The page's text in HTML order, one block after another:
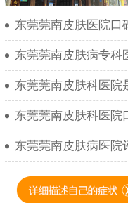
东莞莞南皮肤医院口
东莞莞南皮肤病专科
东莞莞南皮肤科医院
东莞莞南皮肤科医院
东莞莞南皮肤病医院